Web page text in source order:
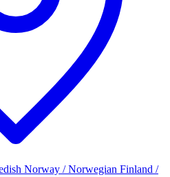
Norway / Norwegian Finland /